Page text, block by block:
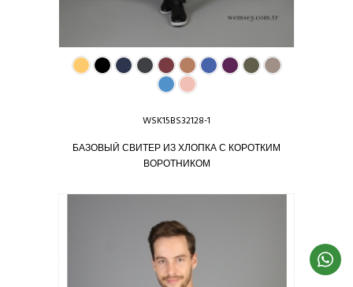
WSK15BS32128-1
БАЗОВЫЙ СВИТЕР ИЗ ХЛОПКА С КОРОТКИМ
ВОРОТНИКОМ